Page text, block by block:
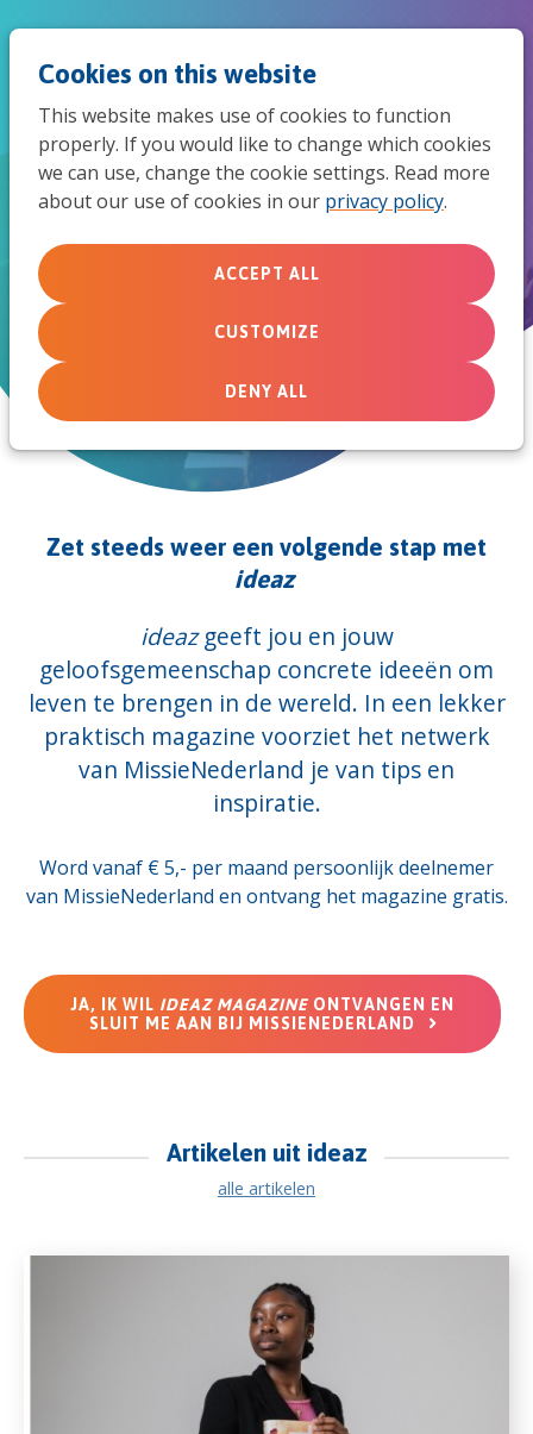
Cookies on this website
This website makes use of cookies to function
properly. If you would like to change which cookies
we can use, change the cookie settings. Read more
about our use of cookies in our privacy policy.
ACCEPT ALL
CUSTOMIZE
DENY ALL
haar missie
ideaz magazine
Zet steeds weer een volgende stap met
ideaz
ideazgeeft jou en jouw
geloofsgemeenschap concrete ideeën om
leven te brengen in de wereld. In een lekker
praktisch magazine voorziet het netwerk
van MissieNederland je van tips en
inspiratie.
Word vanaf € 5,- per maand persoonlijk deelnemer
van MissieNederland en ontvang het magazine gratis.
JA, IK WIL IDEAZ MAGAZINE ONTVANGEN EN
SLUIT ME AAN BIJ MISSIENEDERLAND
Artikelen uit ideaz
alle artikelen